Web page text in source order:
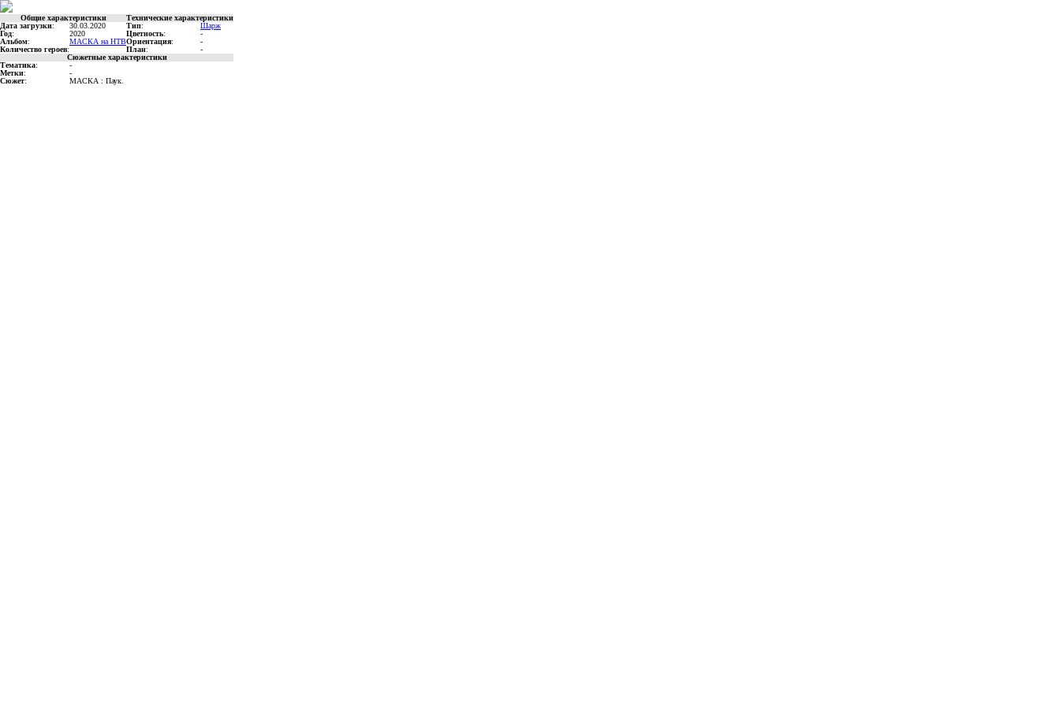
Общие характеристики
Технические характеристики
Дата загрузки: 30.03.2020 Тип:
Шарж
Год: 2020 Цветность:
-
Альбом: МАСКА на НТВОриентация:
-
Количество героев: План:
-
Сюжетные характеристики
Тематика:
-
Метки:
-
Сюжет: МАСКА : Паук.